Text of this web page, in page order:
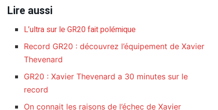
Lire aussi
L’ultra sur le GR20 fait polémique
Record GR20 : découvrez l’équipement de Xavier
Thevenard
GR20 : Xavier Thevenard a 30 minutes sur le
record
On connait les raisons de l’échec de Xavier